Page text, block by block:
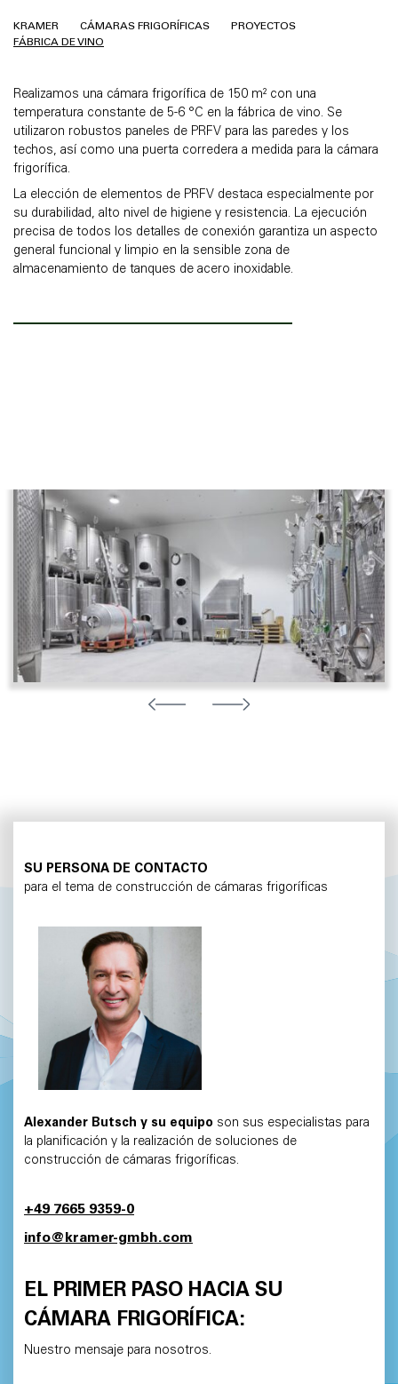
KRAMER CÁMARAS FRIGORÍFICAS
PROYECTOS
FÁBRICA DE VINO
Realizamos una cámara frigorífica de 150 m² con una
temperatura constante de 5-6 °C en la fábrica de vino. Se
utilizaron robustos paneles de PRFV para las paredes y los
techos, así como una puerta corredera a medida para la cámara
frigorífica.
La elección de elementos de PRFV destaca especialmente por
su durabilidad, alto nivel de higiene y resistencia. La ejecución
precisa de todos los detalles de conexión garantiza un aspecto
general funcional y limpio en la sensible zona de
almacenamiento de tanques de acero inoxidable.
EL PRIMER PASO HACIA SU
CÁMARA FRIGORÍFICA:
Nuestro mensaje para nosotros.
SU PERSONA DE CONTACTO
para el tema de construcción de cámaras frigoríficas
Alexander Butsch y su equipo son sus especialistas para
la planificación y la realización de soluciones de
construcción de cámaras frigoríficas.
+49 7665 9359-0
info@kramer-gmbh.com